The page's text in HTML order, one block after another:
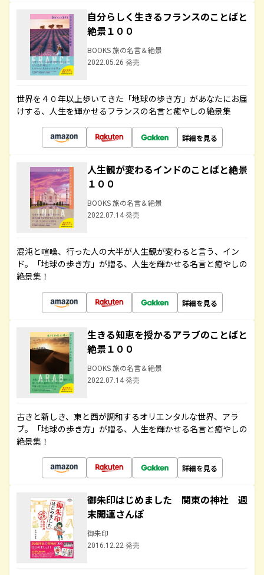
自分らしく生きるフランスのことばと
絶景１００
BOOKS 旅の名言＆絶景
2022.05.26 発売
世界を４０年以上歩いてきた「地球の歩き方」があなたにお届
けする、人生を輝かせるフランスの名言と癒やしの絶景集
詳細を見る
人生観が変わるインドのことばと絶景
１００
BOOKS 旅の名言＆絶景
2022.07.14 発売
混沌と喧噪、行った人の大半が人生観が変わると言う、イン
ド。「地球の歩き方」が贈る、人生を輝かせる名言と癒やしの
絶景集！
詳細を見る
生きる知恵を授かるアラブのことばと
絶景１００
BOOKS 旅の名言＆絶景
2022.07.14 発売
古きと新しき、東と西が調和するオリエンタルな世界、アラ
ブ。「地球の歩き方」が贈る、人生を輝かせる名言と癒やしの
絶景集！
詳細を見る
御朱印はじめました 関東の神社 週
末開運さんぽ
御朱印
2016.12.22 発売